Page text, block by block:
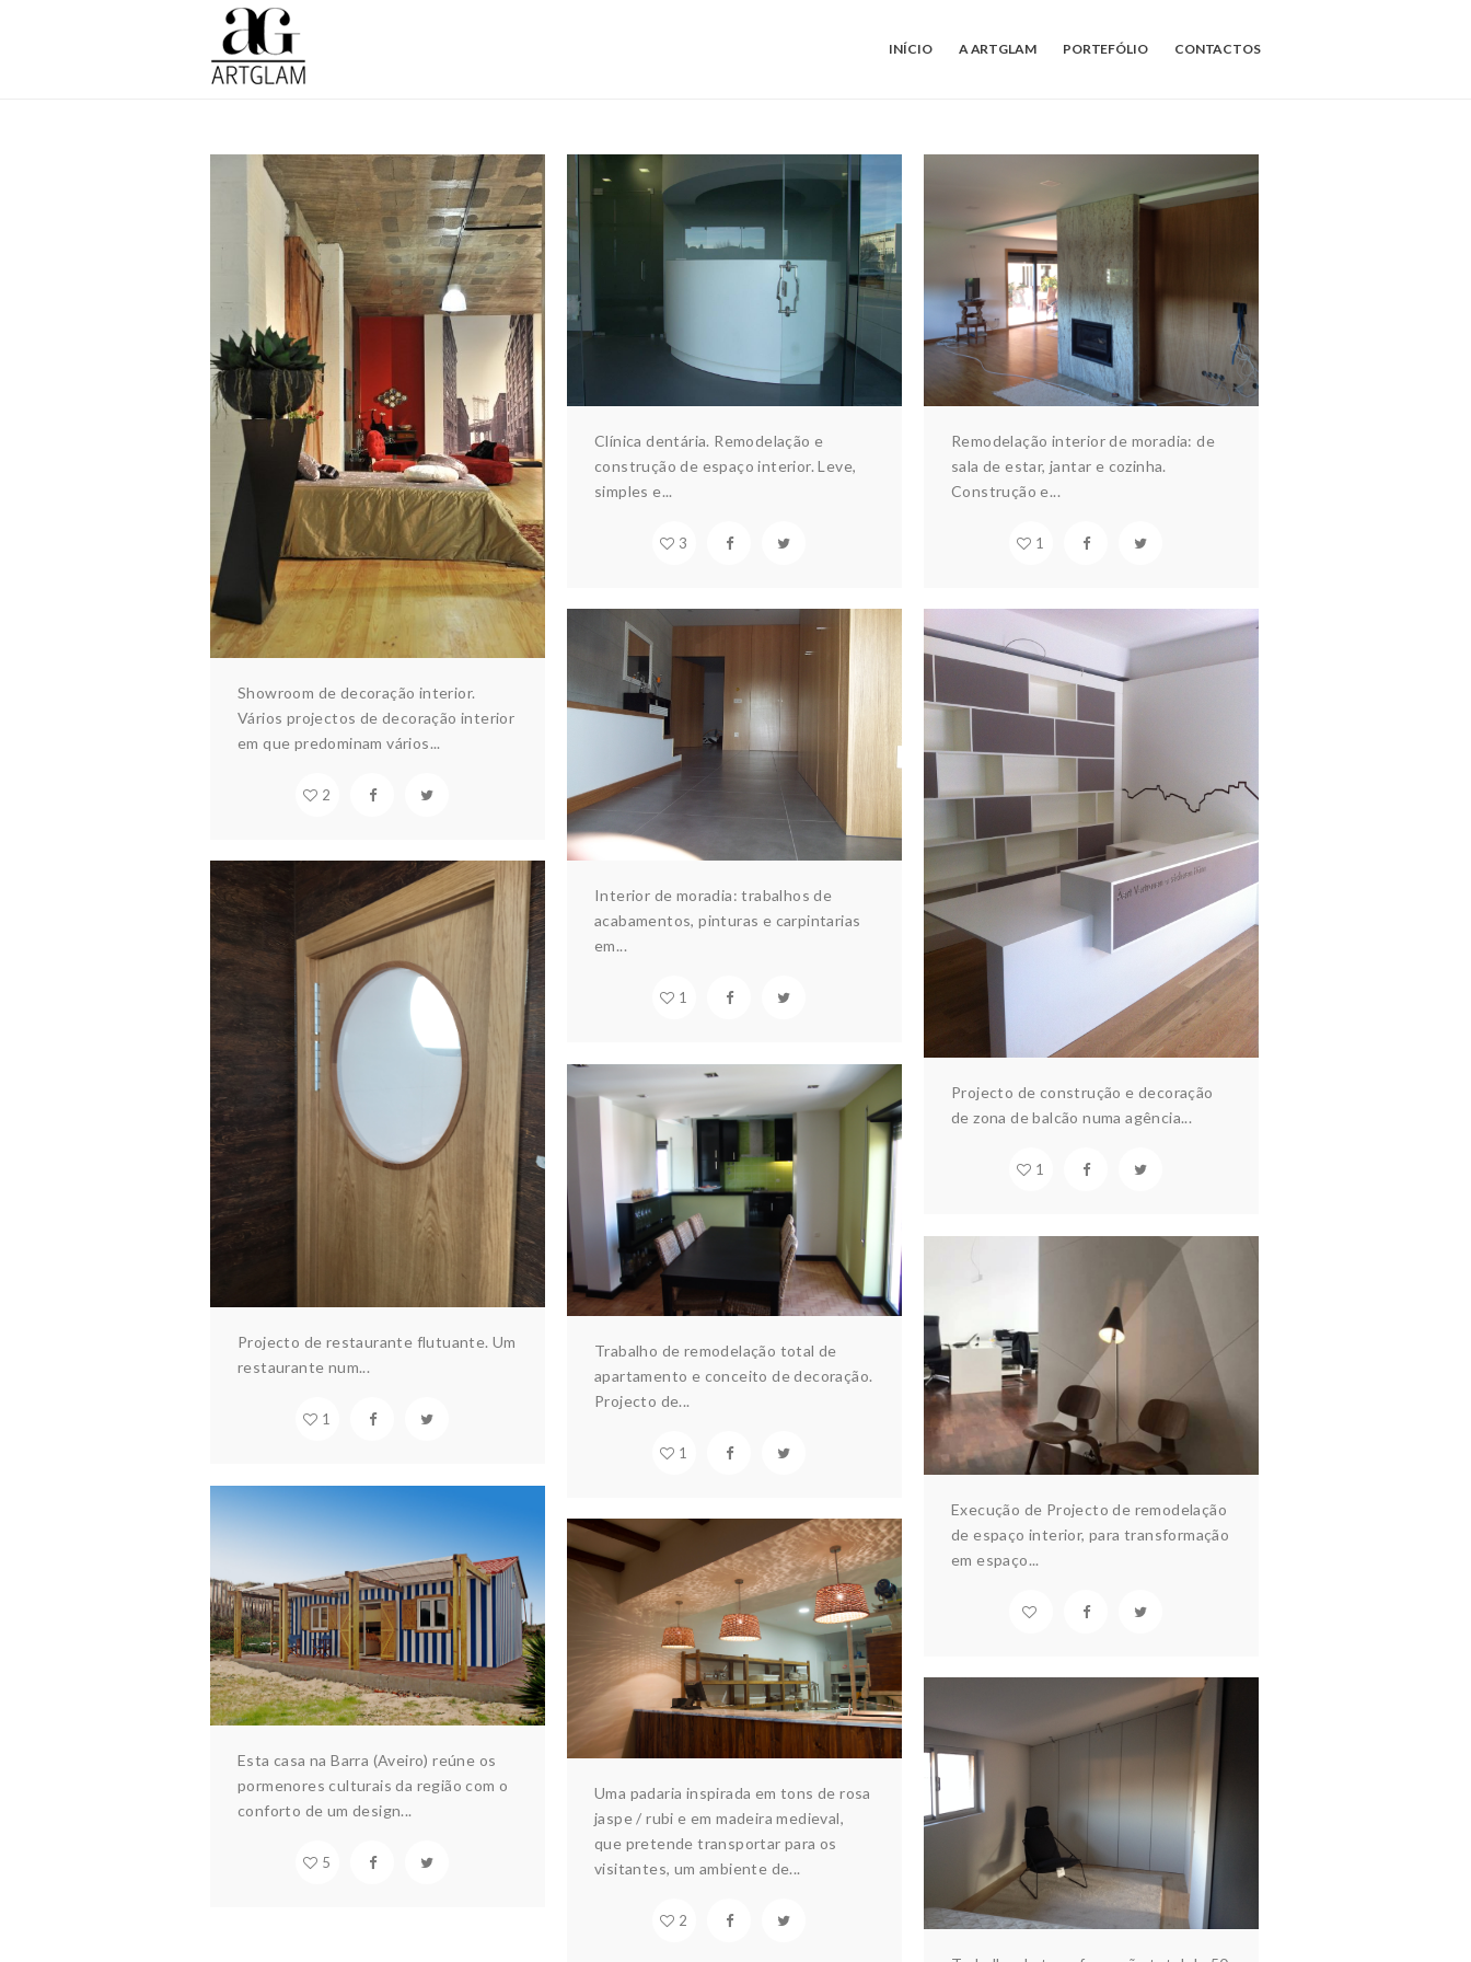
INÍCIO A ARTGLAM PORTEFÓLIO CONTACTOS
MOBILIÁRIO E DECORAÇÃO
Arquitectura & design Interiores
Showroom de decoração interior.
Vários projectos de decoração interior
em que predominam vários...
2
CLÍNICA DENTÁRIA
Arquitectura & design
Construção
Clínica dentária. Remodelação e
construção de espaço interior. Leve,
simples e...
3
MORADIA 2
Arquitectura & design
Interiores
Remodelação interior de moradia: de
sala de estar, jantar e cozinha.
Construção e...
1
MORADIA 1
Arquitectura & design
Habitação
Interior de moradia: trabalhos de
acabamentos, pinturas e carpintarias
em...
1
FOYER – LUXEMBOURG
Arquitectura & design
Construção
Interiores
Projecto de construção e decoração
de zona de balcão numa agência...
1
RESTAURANTE FLUTUANTE
Arquitectura & design
Hotelaria
Interiores
Projecto de restaurante flutuante. Um
restaurante num...
1
APARTAMENTO ÁGUEDA
Arquitectura & design Habitação
Interiores
Trabalho de remodelação total de
apartamento e conceito de decoração.
Projecto de...
1
WALL 3D…
Arquitectura & design
Construção
Habitação
Hotelaria
Execução de Projecto de remodelação
de espaço interior, para transformação
em espaço...
CASA DA BARRA
Arquitectura & design Construção
Interiores
Esta casa na Barra (Aveiro) reúne os
pormenores culturais da região com o
conforto de um design...
5
PADARIA
Arquitectura & design Construção
Interiores
Uma padaria inspirada em tons de rosa
jaspe / rubi e em madeira medieval,
que pretende transportar para os
visitantes, um ambiente de...
2
APARTAMENTO S. VOUGA
Arquitectura & design Interiores